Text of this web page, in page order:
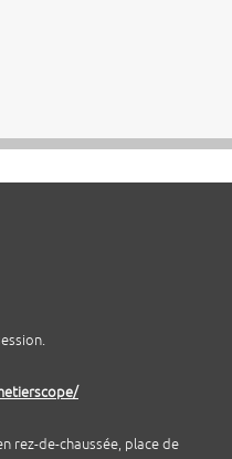
rez-de-chaussée, place de